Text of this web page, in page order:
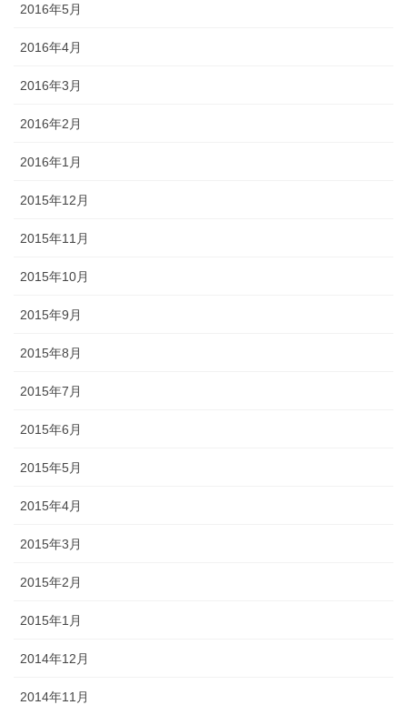
2016年5月
2016年4月
2016年3月
2016年2月
2016年1月
2015年12月
2015年11月
2015年10月
2015年9月
2015年8月
2015年7月
2015年6月
2015年5月
2015年4月
2015年3月
2015年2月
2015年1月
2014年12月
2014年11月